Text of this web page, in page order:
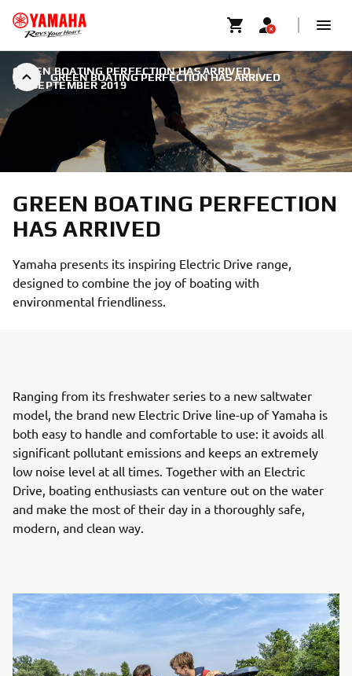
GREEN BOATING PERFECTION HAS ARRIVED
GREEN BOATING PERFECTION HAS ARRIVED |
18. SEPTEMBER 2019
GREEN BOATING PERFECTION
HAS ARRIVED
Yamaha presents its inspiring Electric Drive range,
designed to combine the joy of boating with
environmental friendliness.
Ranging from its freshwater series to a new saltwater
model, the brand new Electric Drive line-up of Yamaha is
both easy to handle and comfortable to use: it avoids all
significant pollutant emissions and keeps an extremely
low noise level at all times. Together with an Electric
Drive, boating enthusiasts can venture out on the water
and make the most of their day in a thoroughly safe,
modern, and clean way.